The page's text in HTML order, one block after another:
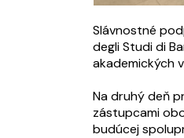
Slávnostné
degli Studi di
akademických
Na druhý deň
zástupcami
budúcej